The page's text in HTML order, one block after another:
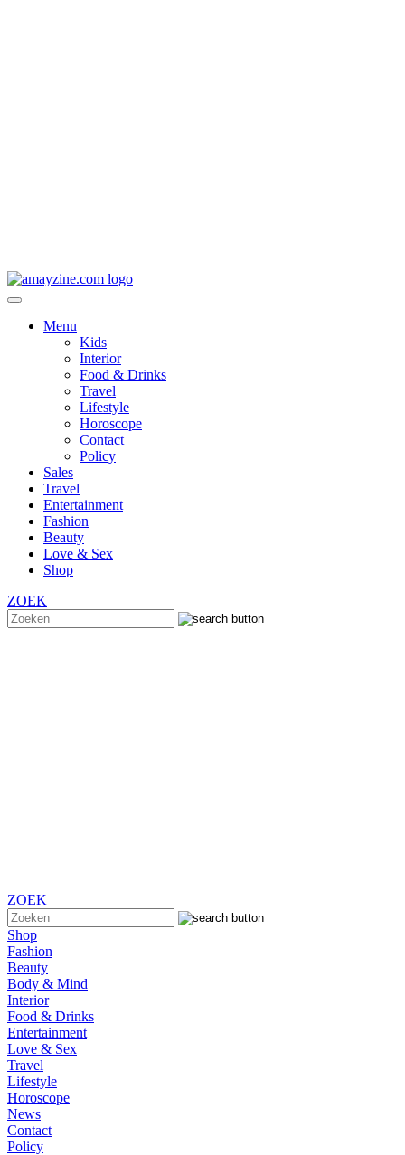
Menu
Kids
Interior
Food & Drinks
Travel
Lifestyle
Horoscope
Contact
Policy
Sales
Travel
Entertainment
Fashion
Beauty
Love & Sex
Shop
ZOEK
ZOEK
Shop
Fashion
Beauty
Body & Mind
Interior
Food & Drinks
Entertainment
Love & Sex
Travel
Lifestyle
Horoscope
News
Contact
Policy